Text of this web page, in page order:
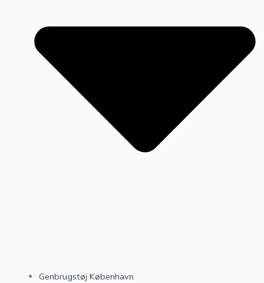
Genbrugstøj København